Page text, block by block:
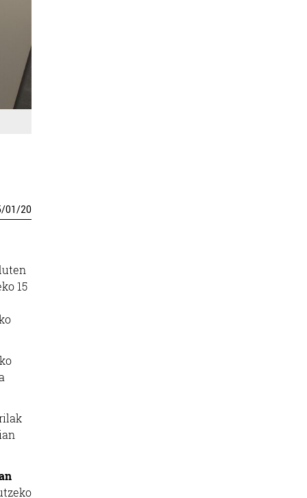
/01/20
15